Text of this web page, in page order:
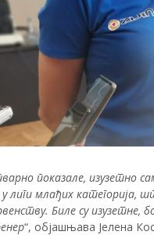
показале, изузетно
лиги млађих категорија,
Биле су изузетне,
“, објашњава Јелена